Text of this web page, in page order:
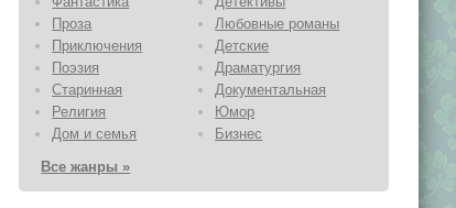
Проза
Любовные романы
Приключения
Детские
Поэзия
Драматургия
Старинная
Документальная
Религия
Юмор
Дом и семья
Бизнес
Все жанры »